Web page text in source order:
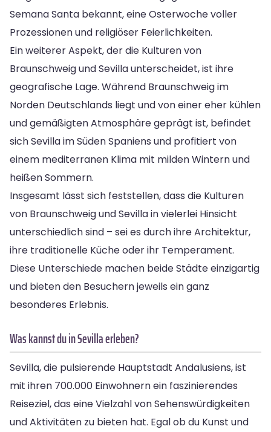
Semana Santa bekannt, eine Osterwoche voller
Prozessionen und religiöser Feierlichkeiten.
Ein weiterer Aspekt, der die Kulturen von
Braunschweig und Sevilla unterscheidet, ist ihre
geografische Lage. Während Braunschweig im
Norden Deutschlands liegt und von einer eher kühlen
und gemäßigten Atmosphäre geprägt ist, befindet
sich Sevilla im Süden Spaniens und profitiert von
einem mediterranen Klima mit milden Wintern und
heißen Sommern.
Insgesamt lässt sich feststellen, dass die Kulturen
von Braunschweig und Sevilla in vielerlei Hinsicht
unterschiedlich sind – sei es durch ihre Architektur,
ihre traditionelle Küche oder ihr Temperament.
Diese Unterschiede machen beide Städte einzigartig
und bieten den Besuchern jeweils ein ganz
besonderes Erlebnis.
Was kannst du in Sevilla erleben?
Sevilla, die pulsierende Hauptstadt Andalusiens, ist
mit ihren 700.000 Einwohnern ein faszinierendes
Reiseziel, das eine Vielzahl von Sehenswürdigkeiten
und Aktivitäten zu bieten hat. Egal ob du Kunst und